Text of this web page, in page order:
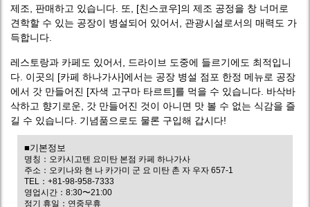
제조, 판매하고 있습니다. 또, [친스코우]의 제조 공정을 창 너머로
견학할 수 있는 공장이 병설되어 있어서, 관광시설로서의 매력도 가
득합니다.
레스토랑과 카페도 있어서, 드라이브 도중에 들르기에도 최적입니
다. 이곳의 [카페 하나가사]에서는 공장 병설 점포 한정 메뉴로 공장
에서 갓 만들어진 [자색 고구마 타르트]를 먹을 수 있습니다. 바삭바
삭하고 향기로운, 갓 만들어진 것이 아니면 맛 볼 수 없는 식감을 즐
길 수 있습니다. 기념품으로도 물론 구입해 갑시다!
■기본정보
명칭：오카시고텐 요미탄 본점 카페 하나가사
주소：오키나와 현 나 카가미 군 요 미탄 촌 자 우자 657-1
TEL：+81-98-958-7333
영업시간：8:30〜21:00
정기 휴일：연중무휴